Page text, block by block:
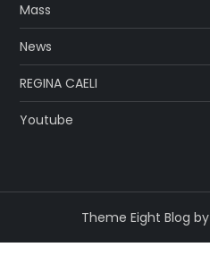
Mass
News
REGINA CAELI
Youtube
Theme Eight Blog by